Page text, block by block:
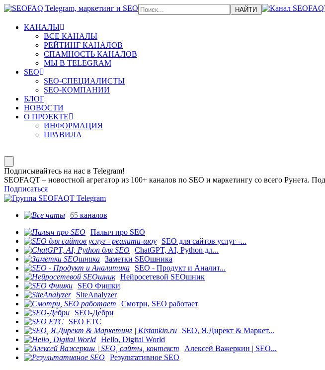
КАНАЛЫ
ВСЕ КАНАЛЫ
РЕЙТИНГ КАНАЛОВ
СПАМНОСТЬ КАНАЛОВ
МЫ В TELEGRAM
SEO
SEO-СПЕЦИАЛИСТЫ
SEO-КОМПАНИИ
БЛОГ
НОВОСТИ
О ПРОЕКТЕ
ИНФОРМАЦИЯ
ПРАВИЛА
Подписывайтесь на нас в Telegram!
SEOFAQT – новостной агрегатор из 100+ каналов по SEO и маркетингу со всего Рунета.
Подписаться
65 каналов
Палыч про SEO
SEO для сайтов услуг -...
ChatGPT, AI, Python дл...
Заметки SEOшника
SEO - Продукт и Аналит...
Нейросетевой SEOшник
SEO Фишки
SiteAnalyzer
Смотри, SEO работает
SEO-Де́бри
SEO ETC
SEO, Я.Директ & Маркет...
Hello, Digital World
Алексей Важеркин | SEO...
Результативное SEO